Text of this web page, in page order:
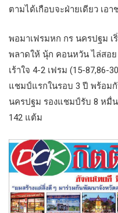
ตามได้เกือบจะฝ่ายเดียว เอ
พอมาเฟรมหก กร นครปฐม
พลาดให้ นุ้ก คอนหวัน ไล่สอย
เร้าใจ 4-2 เฟรม (15-87,86-
แชมป์แรกในรอบ 3 ปี พร้อม
นครปฐม รองแชมป์รับ 8 หมื่น
142 แต้ม